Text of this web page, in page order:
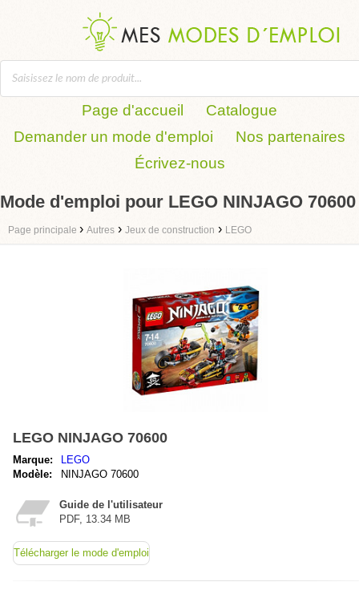
Page d'accueil
Catalogue
Demander un mode d'emploi
Nos partenaires
Écrivez-nous
Mode d'emploi pour LEGO NINJAGO 70600
Page principale › Autres › Jeux de construction › LEGO
LEGO NINJAGO 70600
Marque:
LEGO
Modèle:
NINJAGO 70600
Guide de l'utilisateur
PDF, 13.34 MB
Télécharger le mode d'emploi